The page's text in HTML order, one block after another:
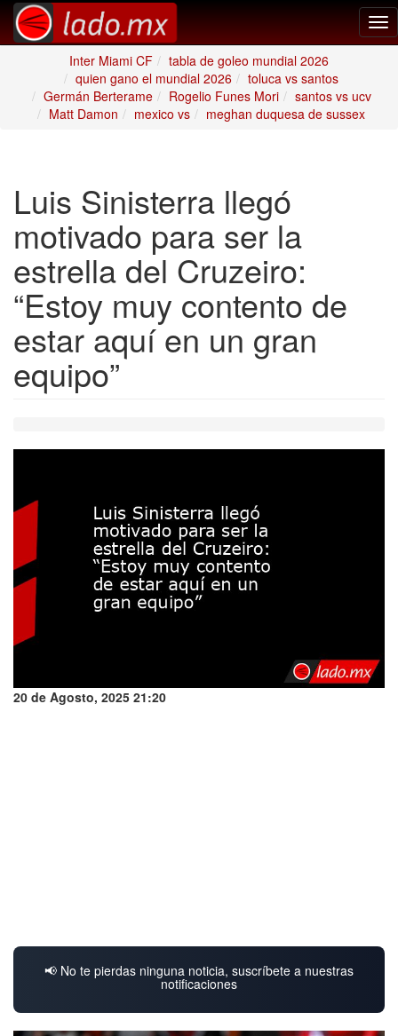
Inter Miami CF
tabla de goleo mundial 2026
quien gano el mundial 2026
toluca vs santos
Germán Berterame
Rogelio Funes Mori
santos vs ucv
Matt Damon
mexico vs meghan duquesa de sussex
Luis Sinisterra llegó
motivado para ser la
estrella del Cruzeiro:
“Estoy muy contento de
estar aquí en un gran
equipo”
20 de Agosto, 2025 21:20
📢 No te pierdas ninguna noticia, suscríbete a nuestras
notificaciones